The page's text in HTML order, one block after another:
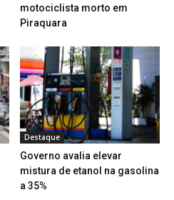
motociclista morto em
Piraquara
Destaque
Governo avalia elevar
mistura de etanol na gasolina
a 35%